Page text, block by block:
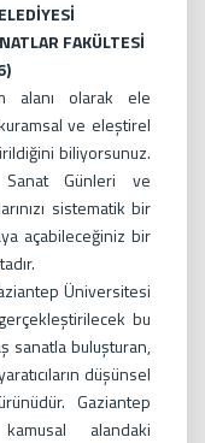
FAKÜLTESİ
alanı olarak ele
kuramsal ve eleştirel
biliyorsunuz.
Günleri ve
sistematik bir
açabileceğiniz bir
Üniversitesi
bu
sanatla buluşturan,
düşünsel
Gaziantep
alandaki